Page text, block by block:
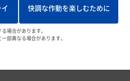
快調な作動を楽しむために
場合があります。
部異なる場合があります。